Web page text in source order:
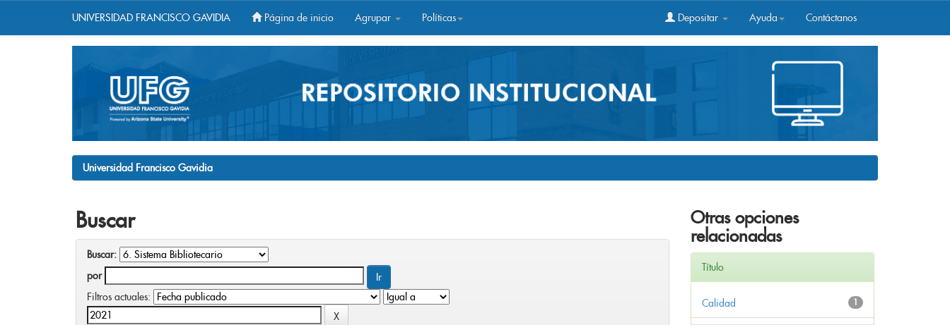
UNIVERSIDAD FRANCISCO GAVIDIA Página de inicio Agrupar Políticas Depositar Ayuda Contáctanos
Universidad Francisco Gavidia
Buscar
Buscar:
por
Filtros actuales:
Otras opciones
relacionadas
Título
1
Calidad